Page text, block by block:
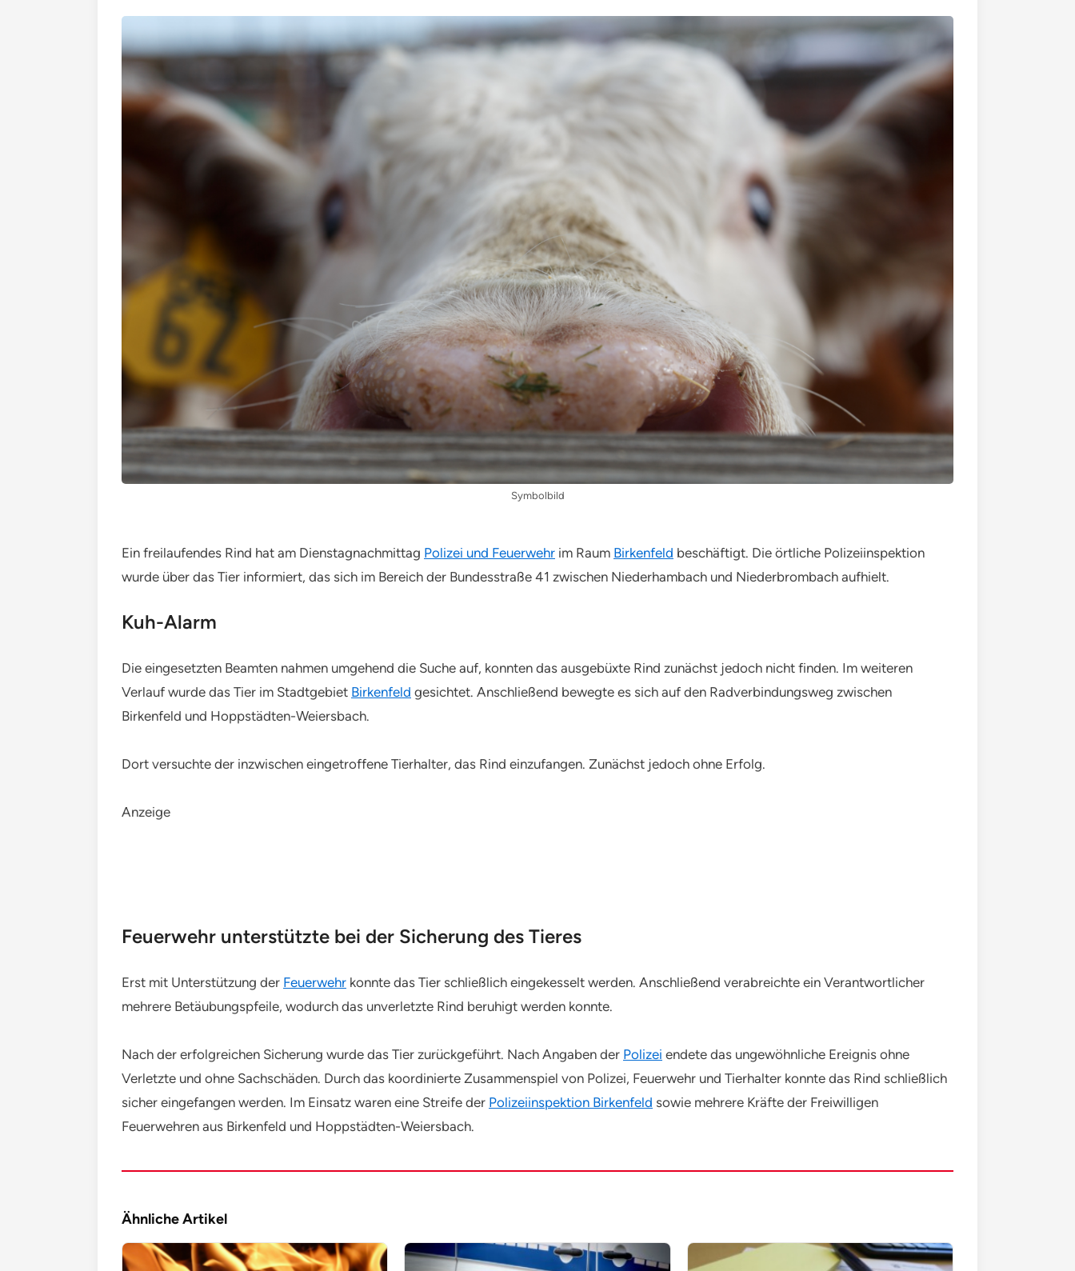
Symbolbild
Ein freilaufendes Rind hat am Dienstagnachmittag Polizei und Feuerwehr im Raum Birkenfeld beschäftigt. Die örtliche Polizeiinspektion
wurde über das Tier informiert, das sich im Bereich der Bundesstraße 41 zwischen Niederhambach und Niederbrombach aufhielt.
Kuh-Alarm
Die eingesetzten Beamten nahmen umgehend die Suche auf, konnten das ausgebüxte Rind zunächst jedoch nicht finden. Im weiteren
Verlauf wurde das Tier im Stadtgebiet Birkenfeld gesichtet. Anschließend bewegte es sich auf den Radverbindungsweg zwischen
Birkenfeld und Hoppstädten-Weiersbach.
Dort versuchte der inzwischen eingetroffene Tierhalter, das Rind einzufangen. Zunächst jedoch ohne Erfolg.
Anzeige
Feuerwehr unterstützte bei der Sicherung des Tieres
Erst mit Unterstützung der Feuerwehr konnte das Tier schließlich eingekesselt werden. Anschließend verabreichte ein Verantwortlicher
mehrere Betäubungspfeile, wodurch das unverletzte Rind beruhigt werden konnte.
Nach der erfolgreichen Sicherung wurde das Tier zurückgeführt. Nach Angaben der Polizei endete das ungewöhnliche Ereignis ohne
Verletzte und ohne Sachschäden. Durch das koordinierte Zusammenspiel von Polizei, Feuerwehr und Tierhalter konnte das Rind schließlich
sicher eingefangen werden. Im Einsatz waren eine Streife der Polizeiinspektion Birkenfeld sowie mehrere Kräfte der Freiwilligen
Feuerwehren aus Birkenfeld und Hoppstädten-Weiersbach.
Ähnliche Artikel